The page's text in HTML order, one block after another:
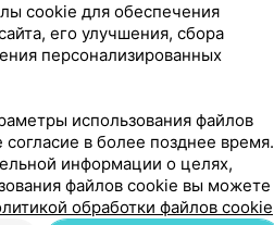
cookie для обеспечения
его улучшения, сбора
персонализированных
использования файлов
в более позднее время.
информации о целях,
файлов cookie вы можете
обработки файлов cookie